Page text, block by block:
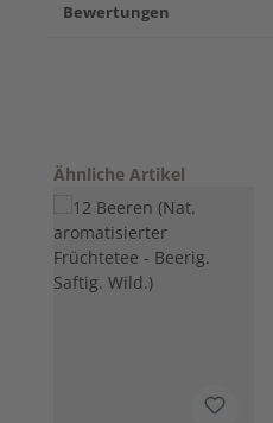
Bewertungen
Produktgalerie überspringen
Ähnliche Artikel